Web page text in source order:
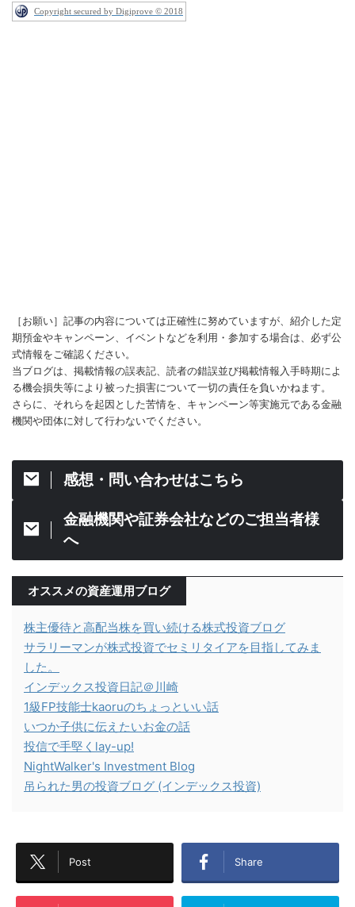
Copyright secured by Digiprove © 2018
［お願い］記事の内容については正確性に努めていますが、紹介した定
期預金やキャンペーン、イベントなどを利用・参加する場合は、必ず公
式情報をご確認ください。
当ブログは、掲載情報の誤表記、読者の錯誤並び掲載情報入手時期によ
る機会損失等により被った損害について一切の責任を負いかねます。
さらに、それらを起因とした苦情を、キャンペーン等実施元である金融
機関や団体に対して行わないでください。
感想・問い合わせはこちら
金融機関や証券会社などのご担当者様
へ
オススメの資産運用ブログ
株主優待と高配当株を買い続ける株式投資ブログ
サラリーマンが株式投資でセミリタイアを目指してみま
した。
インデックス投資日記＠川崎
1級FP技能士kaoruのちょっといい話
いつか子供に伝えたいお金の話
投信で手堅くlay-up!
NightWalker's Investment Blog
吊られた男の投資ブログ (インデックス投資)
Post Share